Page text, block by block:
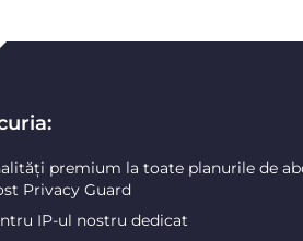
premium la toate planurile de
Privacy Guard
IP-ul nostru dedicat